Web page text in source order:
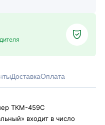
ДоставкаОплата
ТКМ-459C
входит в число